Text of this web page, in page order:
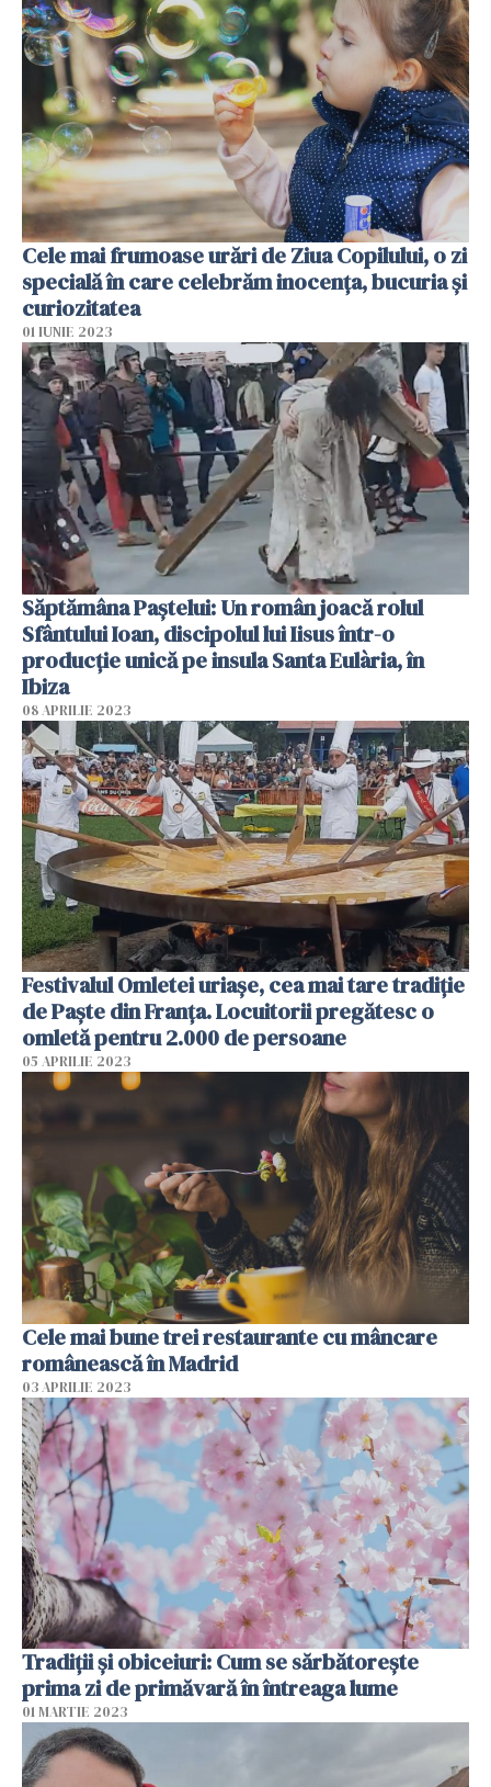
Cele mai frumoase urări de Ziua Copilului, o zi
specială în care celebrăm inocența, bucuria și
curiozitatea
01 IUNIE 2023
Săptămâna Paștelui: Un român joacă rolul
Sfântului Ioan, discipolul lui Iisus într-o
producție unică pe insula Santa Eulària, în
Ibiza
08 APRILIE 2023
Festivalul Omletei uriașe, cea mai tare tradiție
de Paște din Franța. Locuitorii pregătesc o
omletă pentru 2.000 de persoane
05 APRILIE 2023
Cele mai bune trei restaurante cu mâncare
românească în Madrid
03 APRILIE 2023
Tradiții și obiceiuri: Cum se sărbătorește
prima zi de primăvară în întreaga lume
01 MARTIE 2023